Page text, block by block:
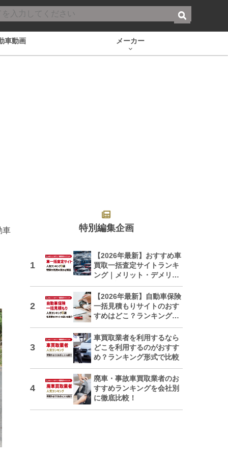
車動画 メーカー
車 特別編集企画
【2026年最新】おすすめ車
買取一括査定サイトランキ
ング｜メリット・デメリッ
トも解説
【2026年最新】自動車保険
一括見積もりサイトのおす
すめはどこ？ランキングで
車買取業者を利用するなら
どこを利用するのがおすす
め？ランキング形式で比較
廃車・事故車買取業者のお
すすめランキングを会社別
に徹底比較！